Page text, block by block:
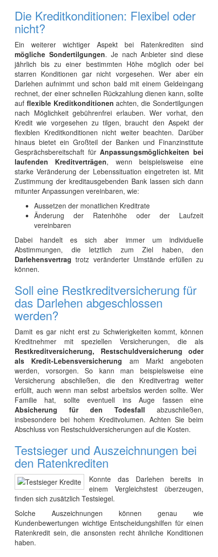
Die Kreditkonditionen: Flexibel oder
nicht?
Ein weiterer wichtiger Aspekt bei Ratenkrediten sind
mögliche Sondertilgungen. Je nach Anbieter sind diese
jährlich bis zu einer bestimmten Höhe möglich oder bei
starren Konditionen gar nicht vorgesehen. Wer aber ein
Darlehen aufnimmt und schon bald mit einem Geldeingang
rechnet, der einer schnellen Rückzahlung dienen kann, sollte
auf flexible Kreditkonditionen achten, die Sondertilgungen
nach Möglichkeit gebührenfrei erlauben. Wer vorhat, den
Kredit wie vorgesehen zu tilgen, braucht den Aspekt der
flexiblen Kreditkonditionen nicht weiter beachten. Darüber
hinaus bietet ein Großteil der Banken und Finanzinstitute
Gesprächsbereitschaft fürAnpassungsmöglichkeiten bei
laufenden Kreditverträgen, wenn beispielsweise eine
starke Veränderung der Lebenssituation eingetreten ist. Mit
Zustimmung der kreditausgebenden Bank lassen sich dann
mitunter Anpassungen vereinbaren, wie:
Aussetzen der monatlichen Kreditrate
Änderung der Ratenhöhe oder der Laufzeit
vereinbaren
Dabei handelt es sich aber immer um individuelle
Abstimmungen, die letztlich zum Ziel haben, den
Darlehensvertrag trotz veränderter Umstände erfüllen zu
können.
Soll eine Restkreditversicherung für
das Darlehen abgeschlossen
werden?
Damit es gar nicht erst zu Schwierigkeiten kommt, können
Kreditnehmer mit speziellen Versicherungen, die als
Restkreditversicherung, Restschuldversicherung oder
als Kredit-Lebensversicherung am Markt angeboten
werden, vorsorgen. So kann man beispielsweise eine
Versicherung abschließen, die den Kreditvertrag weiter
erfüllt, auch wenn man selbst arbeitslos werden sollte. Wer
Familie hat, sollte eventuell ins Auge fassen eine
Absicherung für den Todesfall abzuschließen,
insbesondere bei hohem Kreditvolumen. Achten Sie beim
Abschluss von Restschuldversicherungen auf die Kosten.
Testsieger und Auszeichnungen bei
den Ratenkrediten
Konnte das Darlehen bereits in
einem Vergleichstest überzeugen,
finden sich zusätzlich Testsiegel.
Solche Auszeichnungen können genau wie
Kundenbewertungen wichtige Entscheidungshilfen für einen
Ratenkredit sein, die ansonsten recht ähnliche Konditionen
haben.